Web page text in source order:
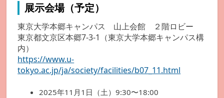
展示会場（予定）
東京大学本郷キャンパス 山上会館 ２階ロビー
東京都文京区本郷7-3-1（東京大学本郷キャンパス構
内）
https://www.u-
tokyo.ac.jp/ja/society/facilities/b07_11.html
2025年11月1日（土）9:30〜18:00